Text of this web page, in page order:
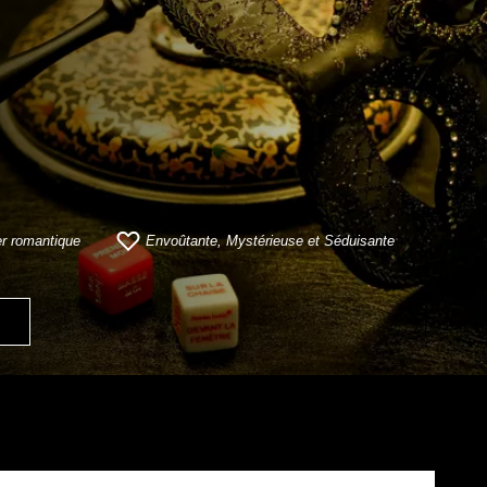
romantique Envoûtante, Mystérieuse et Séduisante